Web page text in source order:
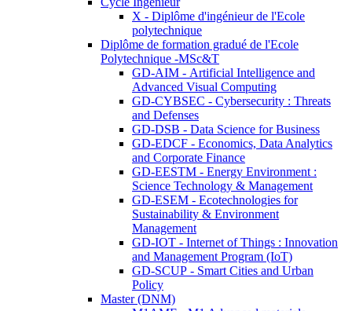
X - Diplôme d'ingénieur de l'Ecole
polytechnique
Diplôme de formation gradué de l'Ecole
Polytechnique -MSc&T
GD-AIM - Artificial Intelligence and
Advanced Visual Computing
GD-CYBSEC - Cybersecurity : Threats
and Defenses
GD-DSB - Data Science for Business
GD-EDCF - Economics, Data Analytics
and Corporate Finance
GD-EESTM - Energy Environment :
Science Technology & Management
GD-ESEM - Ecotechnologies for
Sustainability & Environment
Management
GD-IOT - Internet of Things : Innovation
and Management Program (IoT)
GD-SCUP - Smart Cities and Urban
Policy
Master (DNM)